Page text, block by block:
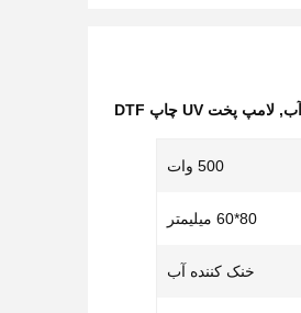
, لامپ پخت UV چاپ DTF
500 وات
80*60 میلیمتر
خنک کننده آب